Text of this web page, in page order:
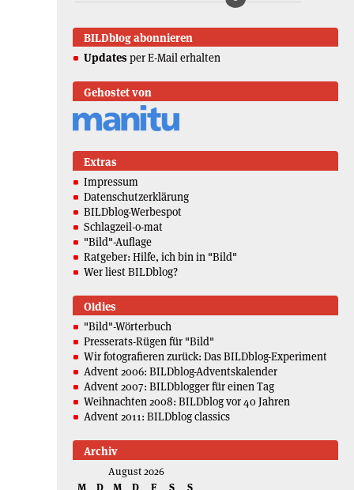
BILDblog abonnieren
Updates per E-Mail erhalten
Gehostet von
Extras
Impressum
Datenschutzerklärung
BILDblog-Werbespot
Schlagzeil-o-mat
"Bild"-Auflage
Ratgeber: Hilfe, ich bin in "Bild"
Wer liest BILDblog?
Oldies
"Bild"-Wörterbuch
Presserats-Rügen für "Bild"
Wir fotografieren zurück: Das BILDblog-Experiment
Advent 2006: BILDblog-Adventskalender
Advent 2007: BILDblogger für einen Tag
Weihnachten 2008: BILDblog vor 40 Jahren
Advent 2011: BILDblog classics
Archiv
August 2026
M
D M D F S S